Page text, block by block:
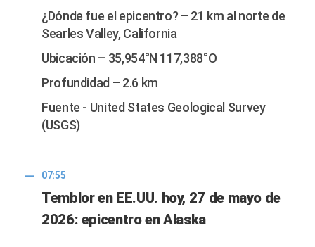
¿Dónde fue el epicentro? – 21 km al norte de
Searles Valley, California
Ubicación – 35,954°N 117,388°O
Profundidad – 2.6 km
Fuente - United States Geological Survey
(USGS)
07:55
Temblor en EE.UU. hoy, 27 de mayo de
2026: epicentro en Alaska